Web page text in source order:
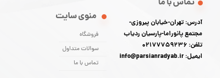
منوی سایت
فروشگاه
سوالات متداول
تماس با ما
تماس با ما
آدرس: تهران-خیابان پیروزی-
مجتمع پانوراما-پارسیان ردیاب
تلفن: 02177759236
ایمیل: info@parsianradyab.ir